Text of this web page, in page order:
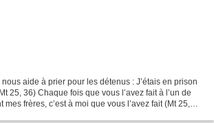
aide à prier pour les détenus : J’étais en prison
25, 36) Chaque fois que vous l’avez fait à l’un de
mes frères, c’est à moi que vous l’avez fait (Mt 25,